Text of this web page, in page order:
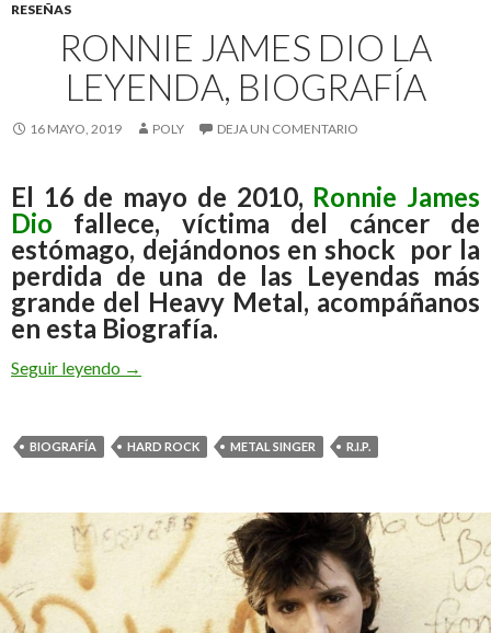
RESEÑAS
RONNIE JAMES DIO LA
LEYENDA, BIOGRAFÍA
16 MAYO, 2019 POLY DEJA UN COMENTARIO
El 16 de mayo de 2010, Ronnie James
Dio fallece, víctima del cáncer de
estómago, dejándonos en shock por la
perdida de una de las Leyendas más
grande del Heavy Metal, acompáñanos
en esta Biografía.
Seguir leyendo Ronnie James Dio La Leyenda, Biografía
→
BIOGRAFÍA HARD ROCK METAL SINGER R.I.P.